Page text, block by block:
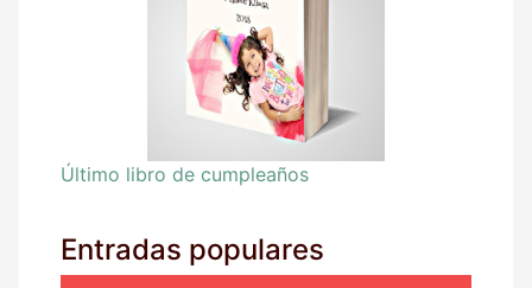
Último libro de cumpleaños
Entradas populares